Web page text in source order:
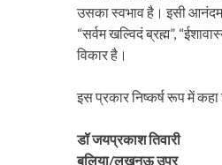
उसका स्वभाव है। इसी
“सर्वम खल्विदं ब्रह्म”,
विकार है।
इस प्रकार निष्कर्ष रूप में
डॉ जयप्रकाश तिवारी
बलिया/लखनऊ उप्र